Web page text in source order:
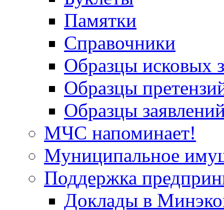
Памятки
Справочники
Образцы исковых
Образцы
Образцы
МЧС напоминает!
Муниципальное
Поддержка
Доклады в